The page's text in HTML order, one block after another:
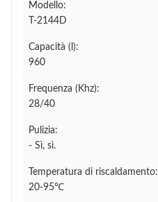
Modello:
T-2144D
Capacità (l):
960
Frequenza (Khz):
28/40
Pulizia:
- Sì, sì.
Temperatura di riscaldamento:
20-95℃